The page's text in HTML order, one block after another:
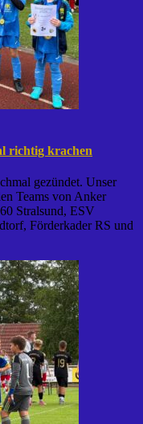
richtig krachen
gezündet. Unser
Teams von Anker
Stralsund, ESV
Förderkader RS und